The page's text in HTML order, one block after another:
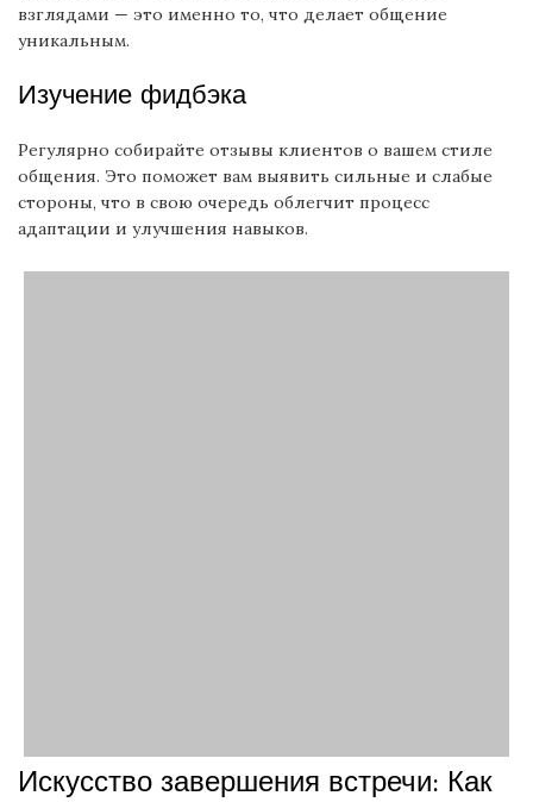
взглядами — это именно то, что делает общение
уникальным.
Изучение фидбэка
Регулярно собирайте отзывы клиентов о вашем стиле
общения. Это поможет вам выявить сильные и слабые
стороны, что в свою очередь облегчит процесс
адаптации и улучшения навыков.
Искусство завершения встречи: Как